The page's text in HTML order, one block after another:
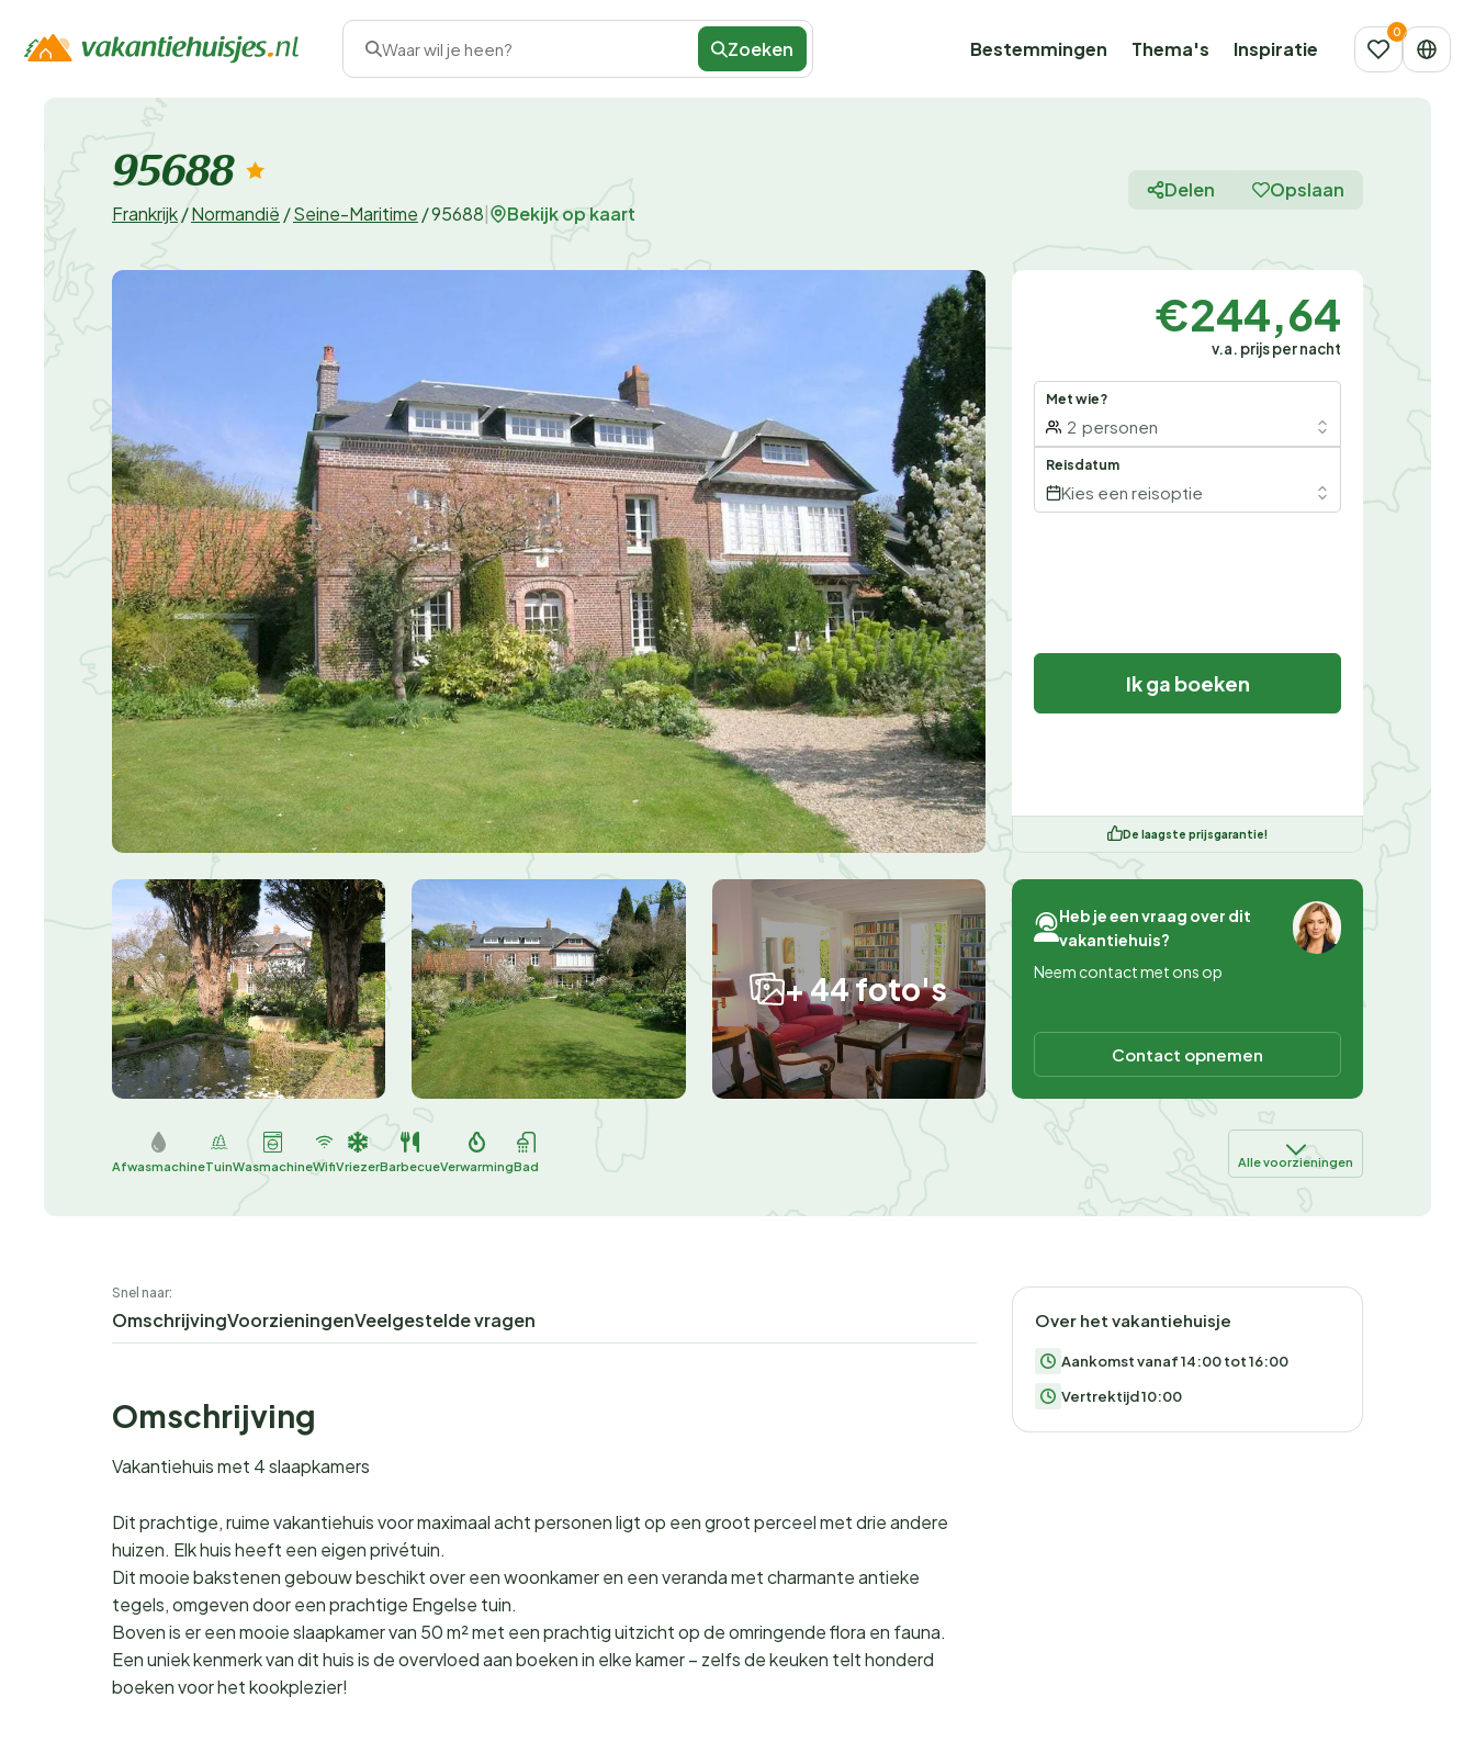
Waar wil je heen? Zoeken Bestemmingen Thema's Inspiratie
95688
Frankrijk/Normandië /Seine-Maritime /95688 Bekijk op kaart
Delen Opslaan
+ 44 foto's
€244,64
v.a. prijs per nacht
Met wie?
2 personen
Reisdatum
Kies een reisoptie
Ik ga boeken
De laagste prijsgarantie!
Heb je een vraag over dit
vakantiehuis?
Neem contact met ons op
Contact opnemen
AfwasmachineTuinWasmachineWifiVriezerBarbecueVerwarmingBad Alle voorzieningen
Snel naar:
OmschrijvingVoorzieningenVeelgestelde vragen
Omschrijving
Vakantiehuis met 4 slaapkamers
Dit prachtige, ruime vakantiehuis voor maximaal acht personen ligt op een groot perceel met drie andere
huizen. Elk huis heeft een eigen privétuin.
Dit mooie bakstenen gebouw beschikt over een woonkamer en een veranda met charmante antieke
tegels, omgeven door een prachtige Engelse tuin.
Boven is er een mooie slaapkamer van 50 m² met een prachtig uitzicht op de omringende flora en fauna.
Een uniek kenmerk van dit huis is de overvloed aan boeken in elke kamer – zelfs de keuken telt honderd
boeken voor het kookplezier!
Over het vakantiehuisje
Aankomst vanaf 14:00 tot 16:00
Vertrektijd 10:00